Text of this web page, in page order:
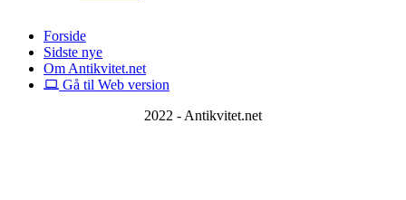
Forside
Sidste nye
Om Antikvitet.net
Gå til Web version
2022 - Antikvitet.net